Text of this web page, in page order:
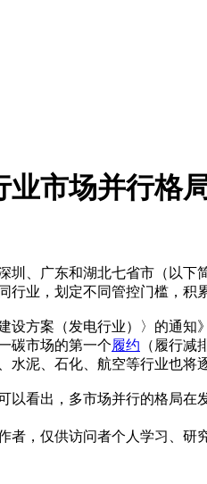
业市场并行格
圳、广东和湖北七省市（以下
行业，划定不同管控门槛，积
设方案（发电行业）〉的通
碳市场的第一个履约 （履行减
泥、石化、航空等行业也将
看出，多市场并行的格局
，仅供访问者个人学习、